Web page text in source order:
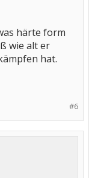
härte form
wie alt er
hat.
#6